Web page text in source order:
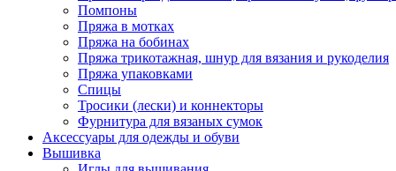
Помпоны
Пряжа в мотках
Пряжа на бобинах
Пряжа трикотажная, шнур для вязания и рукоделия
Пряжа упаковками
Спицы
Тросики (лески) и коннекторы
Фурнитура для вязаных сумок
Аксессуары для одежды и обуви
Вышивка